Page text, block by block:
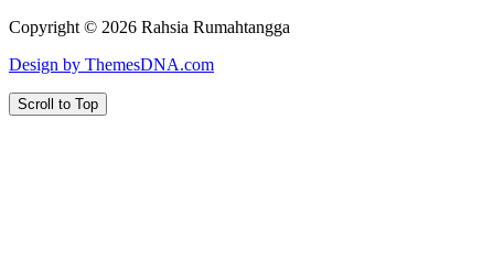
Copyright © 2026 Rahsia Rumahtangga
Design by ThemesDNA.com
Scroll to Top